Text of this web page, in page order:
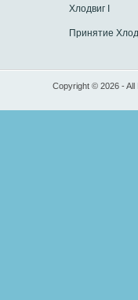
Хлодвиг I
Принятие
Copyright © 2026 -